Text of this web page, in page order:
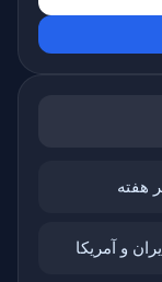
هفته
و آمریکا